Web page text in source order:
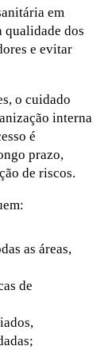
em
qualidade dos
e evitar
o cuidado
interna
é
prazo,
de riscos.
as áreas,
de